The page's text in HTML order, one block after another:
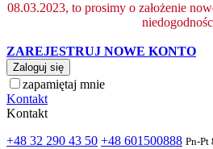
08.03.2023, to prosimy o założenie
ZAREJESTRUJ NOWE KONTO
Zaloguj się
zapamiętaj mnie
Kontakt
Kontakt
+48 32 290 43 50 +48 601500888 Pn-Pt